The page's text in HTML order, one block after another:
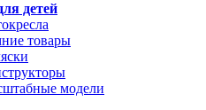
детей
товары
модели